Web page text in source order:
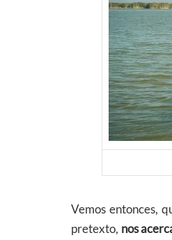
Vemos entonces,
pretexto, nos